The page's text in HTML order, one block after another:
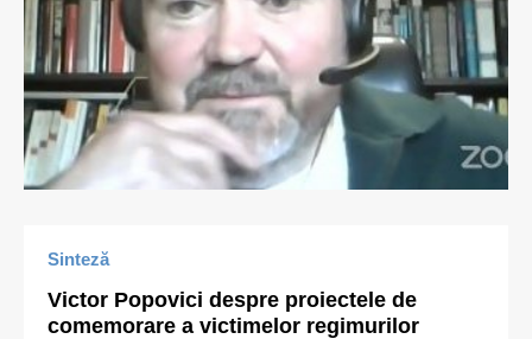
Sinteză
Victor Popovici despre proiectele de
comemorare a victimelor regimurilor